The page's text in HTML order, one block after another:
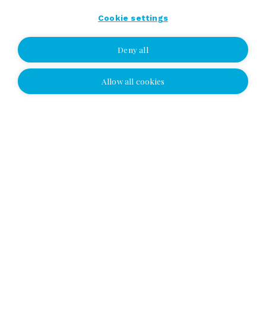
Authorized Business Broker (ABB), DI
Cell
simo.poikola@yrityskaupat.net
I wish to be contacted
Cookie settings
Deny all
Allow all cookies